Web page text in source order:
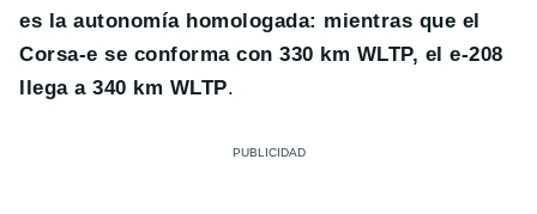
es la autonomía homologada: mientras que el
Corsa-e se conforma con 330 km WLTP, el e-208
llega a 340 km WLTP.